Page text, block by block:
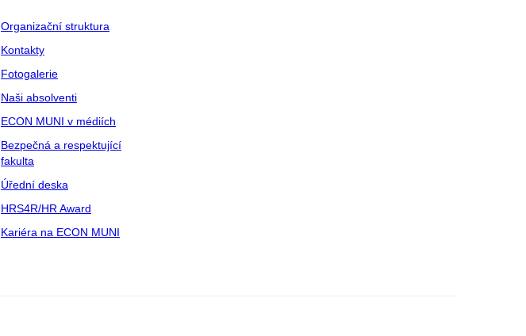
Organizační struktura
Kontakty
Fotogalerie
Naši absolventi
ECON MUNI v médiích
Bezpečná a respektující
fakulta
Úřední deska
HRS4R/HR Award
Kariéra na ECON MUNI